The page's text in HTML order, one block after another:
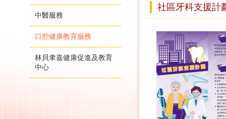
中醫服務
口腔健康教育服務
林貝聿嘉健康促進及教育
中心
社區牙科支援計